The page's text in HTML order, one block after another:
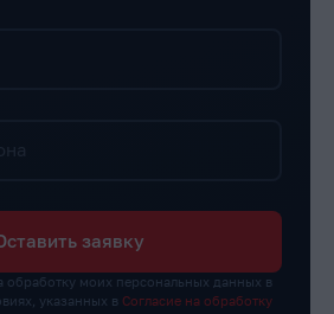
заявку
обработку моих персональных данных в
указанных в Согласие на обработку